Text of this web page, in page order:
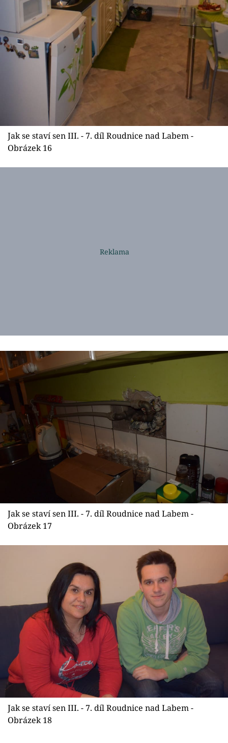
Jak se staví sen III. - 7. díl Roudnice nad Labem -
Obrázek 16
Jak se staví sen III. - 7. díl Roudnice nad Labem -
Obrázek 17
Jak se staví sen III. - 7. díl Roudnice nad Labem -
Obrázek 18